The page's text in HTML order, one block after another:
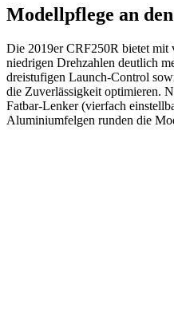
Modellpflege an
Die 2019er CRF250R bietet mit
niedrigen Drehzahlen deutlich
dreistufigen Launch-Control
die Zuverlässigkeit optimieren.
Fatbar-Lenker (vierfach
Aluminiumfelgen runden die